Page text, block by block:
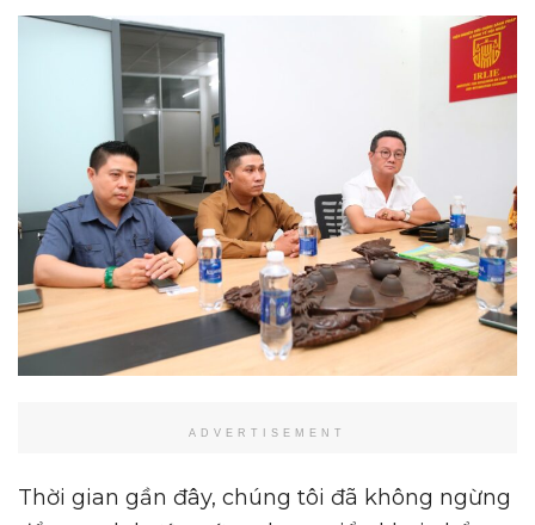
ADVERTISEMENT
Thời gian gần đây, chúng tôi đã không ngừng